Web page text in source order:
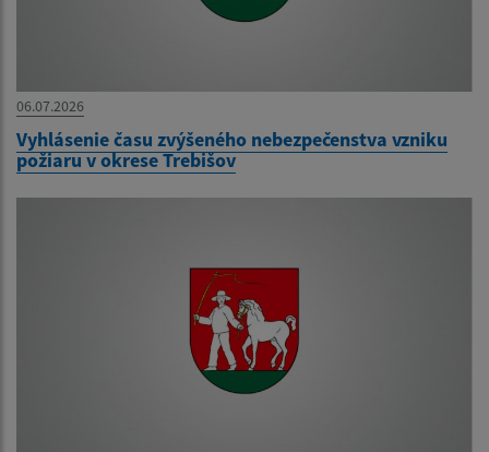
06.07.2026
Vyhlásenie času zvýšeného nebezpečenstva vzniku
požiaru v okrese Trebišov